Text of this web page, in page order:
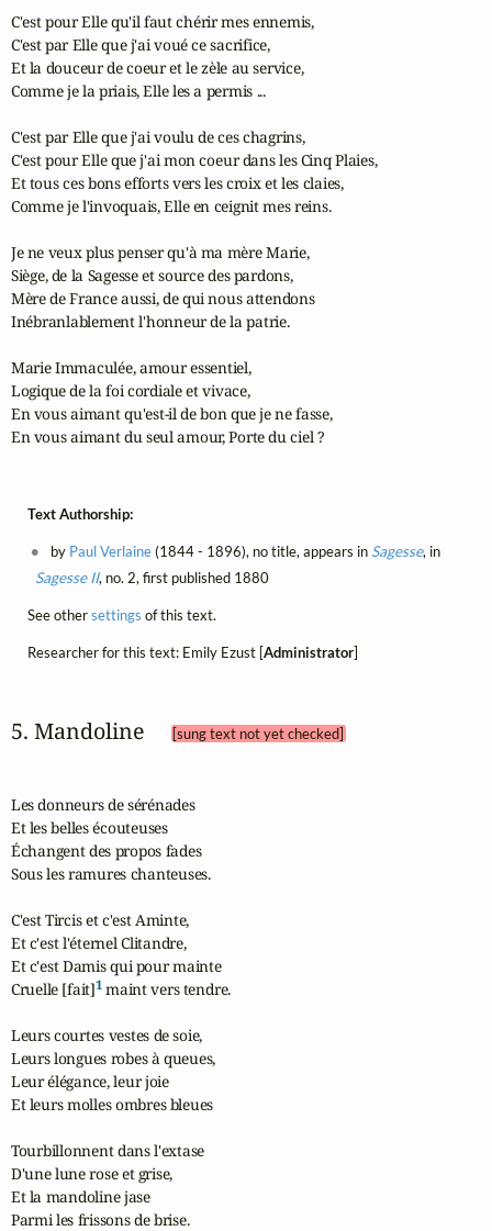
C'est pour Elle qu'il faut chérir mes ennemis,
C'est par Elle que j'ai voué ce sacrifice,
Et la douceur de coeur et le zèle au service,
Comme je la priais, Elle les a permis ...
C'est par Elle que j'ai voulu de ces chagrins,
C'est pour Elle que j'ai mon coeur dans les Cinq Plaies,
Et tous ces bons efforts vers les croix et les claies,
Comme je l'invoquais, Elle en ceignit mes reins.
Je ne veux plus penser qu'à ma mère Marie,
Siège, de la Sagesse et source des pardons,
Mère de France aussi, de qui nous attendons
Inébranlablement l'honneur de la patrie.
Marie Immaculée, amour essentiel,
Logique de la foi cordiale et vivace,
En vous aimant qu'est-il de bon que je ne fasse,
En vous aimant du seul amour, Porte du ciel ?
Text Authorship:
by Paul Verlaine(1844 - 1896), no title, appears in Sagesse, in
Sagesse II, no. 2, first published 1880
See othersettings of this text.
Researcher for this text: Emily Ezust [Administrator]
5. Mandoline [sung text not yet checked]
Les donneurs de sérénades
Et les belles écouteuses
Échangent des propos fades
Sous les ramures chanteuses.
C'est Tircis et c'est Aminte,
Et c'est l'éternel Clitandre,
Et c'est Damis qui pour mainte
Cruelle [fait]1 maint vers tendre.
Leurs courtes vestes de soie,
Leurs longues robes à queues,
Leur élégance, leur joie
Et leurs molles ombres bleues
Tourbillonnent dans l'extase
D'une lune rose et grise,
Et la mandoline jase
Parmi les frissons de brise.